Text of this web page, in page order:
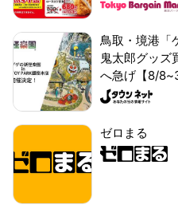
鳥取・境港「
鬼太郎グッズ
へ急げ【8/
ゼロまる